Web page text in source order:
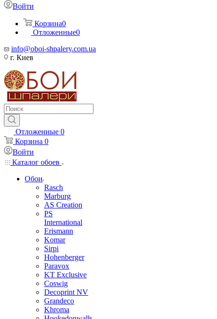
Войти
Корзина0
Отложенные0
info@oboi-shpalery.com.ua
г. Киев
Отложенные 0
Корзина 0
Войти
Каталог обоев
Обои
Rasch
Marburg
AS Creation
PS
International
Erismann
Komar
Sirpi
Hohenberger
Paravox
KT Exclusive
Coswig
Decoprint NV
Grandeco
Khroma